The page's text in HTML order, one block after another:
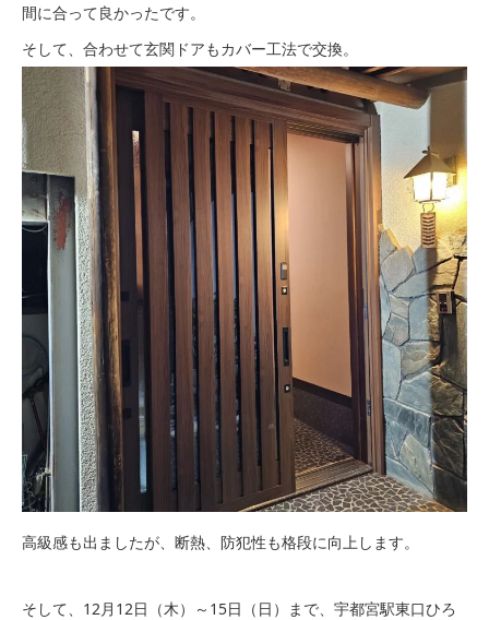
間に合って良かったです。
そして、合わせて玄関ドアもカバー工法で交換。
高級感も出ましたが、断熱、防犯性も格段に向上します。
そして、12月12日（木）～15日（日）まで、宇都宮駅東口ひろ